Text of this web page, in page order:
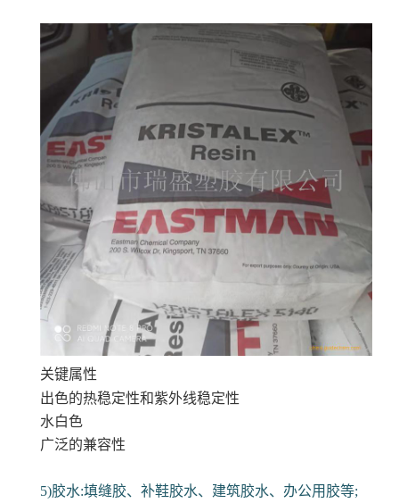
关键属性
出色的热稳定性和紫外线稳定性
水白色
广泛的兼容性
5)胶水:填缝胶、补鞋胶水、建筑胶水、办公用胶等;